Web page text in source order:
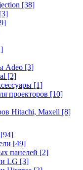
[38]
[3]
Adeo [3]
[2]
[1]
проекторов [10]
Hitachi, Maxell [8]
[94]
[49]
панелей [2]
LG [3]